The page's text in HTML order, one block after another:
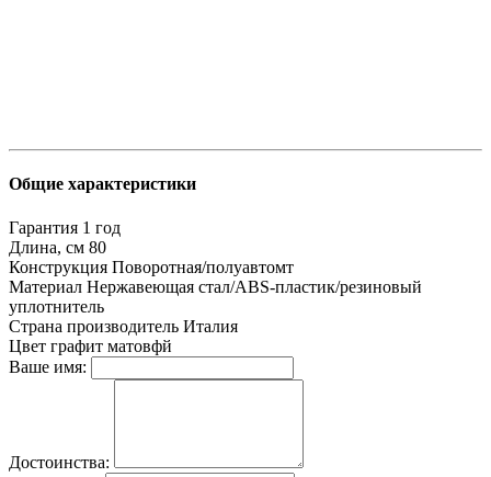
Общие характеристики
Гарантия 1 год
Длина, см 80
Конструкция Поворотная/полуавтомт
Материал Нержавеющая стал/ABS-пластик/резиновый
уплотнитель
Страна производитель Италия
Цвет графит матовфй
Ваше имя:
Достоинства: